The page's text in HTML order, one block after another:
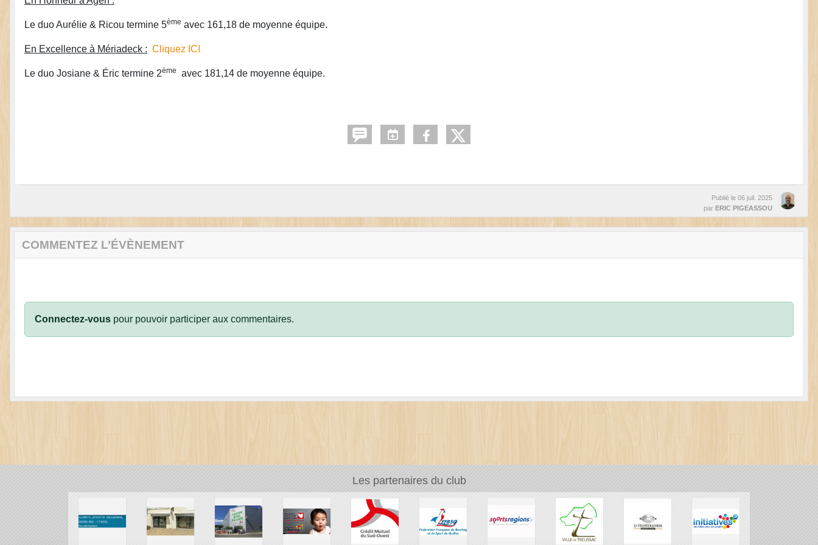
Le duo Aurélie & Ricou termine 5ème avec 161,18 de moyenne équipe.
En Excellence à Mériadeck : Cliquez ICI
Le duo Josiane & Éric termine 2ème avec 181,14 de moyenne équipe.
Publié le 06 juil. 2025
par ERIC PIGEASSOU
COMMENTEZ L’ÉVÈNEMENT
Connectez-vous pour pouvoir participer aux commentaires.
Les partenaires du club